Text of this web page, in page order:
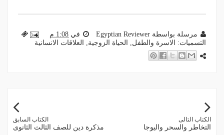
مرسلة بواسطة Egyptian Reviewer في 1:08 م
التسميات:
الاسرة والطفل, الحياة الزوجية, العلاقات الانسانية
الكتاب السابق
مذكرة دين للصف الثالث الثانوى
الكتاب التالى
التخاطر والسحر واليوجا